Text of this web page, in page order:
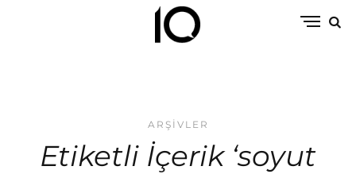
ARŞIVLER
Etiketli İçerik ‘soyut